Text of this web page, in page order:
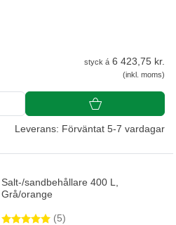
styck á 6 423,75 kr.
(inkl. moms)
Leverans: Förväntat 5-7 vardagar
Salt-/sandbehållare 400 L,
Grå/orange
(5)